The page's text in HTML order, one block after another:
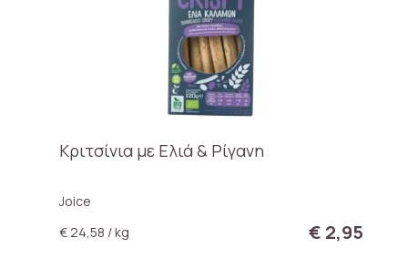
Κριτσίνια με Ελιά & Ρίγανη
Joice
€ 24,58 / kg
€ 2,95